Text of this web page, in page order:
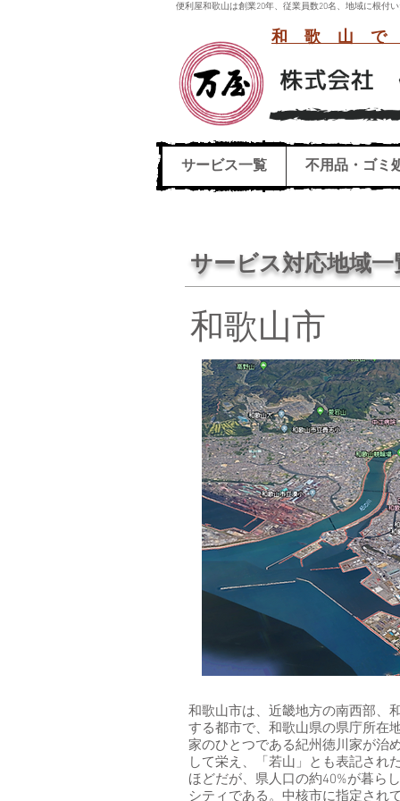
便利屋和歌山は創業20年、従業員数20名、地域に根付
和歌山
サービス一覧 不用品・ゴミ
サービス対応地域一
和歌山市
和歌山市は、近畿地方の南西部、
する都市で、和歌山県の県庁所在
家のひとつである紀州徳川家が治
して栄え、「若山」とも表記され
ほどだが、県人口の約40%が暮ら
シティである。中核市に指定され